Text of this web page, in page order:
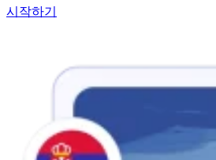
시작하기